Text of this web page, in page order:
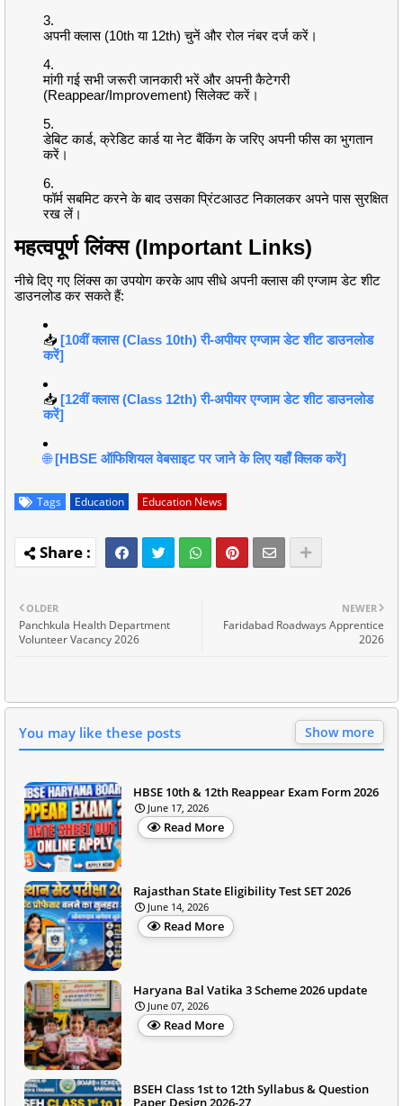
अपनी क्लास (10th या 12th) चुनें और रोल नंबर दर्ज करें।
मांगी गई सभी जरूरी जानकारी भरें और अपनी कैटेगरी
(Reappear/Improvement) सिलेक्ट करें।
डेबिट कार्ड, क्रेडिट कार्ड या नेट बैंकिंग के जरिए अपनी फीस का भुगतान
करें।
फॉर्म सबमिट करने के बाद उसका प्रिंटआउट निकालकर अपने पास सुरक्षित
रख लें।
महत्वपूर्ण लिंक्स (Important Links)
नीचे दिए गए लिंक्स का उपयोग करके आप सीधे अपनी क्लास की एग्जाम डेट शीट
डाउनलोड कर सकते हैं:
📥 [10वीं क्लास (Class 10th) री-अपीयर एग्जाम डेट शीट डाउनलोड
करें]
📥 [12वीं क्लास (Class 12th) री-अपीयर एग्जाम डेट शीट डाउनलोड
करें]
🌐[HBSE ऑफिशियल वेबसाइट पर जाने के लिए यहाँ क्लिक करें]
Tags Education Education News
NEWER
Faridabad Roadways Apprentice
2026
OLDER
Panchkula Health Department
Volunteer Vacancy 2026
You may like these posts Show more
HBSE 10th & 12th Reappear Exam Form 2026
June 17, 2026
Read More
Rajasthan State Eligibility Test SET 2026
June 14, 2026
Read More
Haryana Bal Vatika 3 Scheme 2026 update
June 07, 2026
Read More
BSEH Class 1st to 12th Syllabus & Question
Paper Design 2026-27